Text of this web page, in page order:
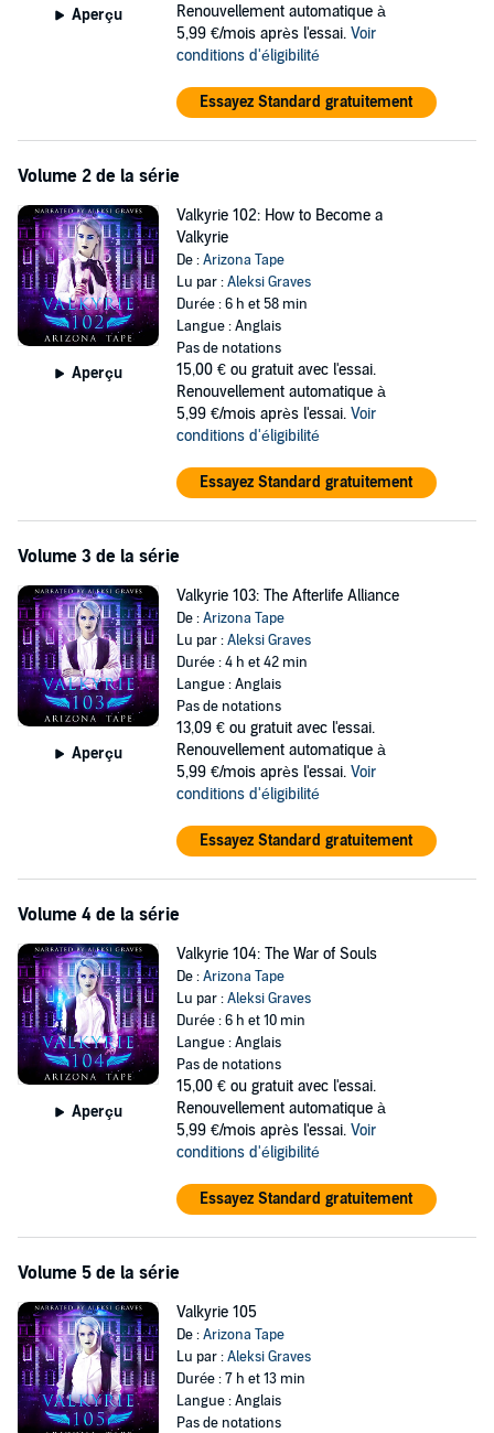
©2019 Arizona Tape (P)2019 Arizona Tape
Aperçu
Renouvellement automatique à
5,99 €/mois après l'essai. Voir
conditions d'éligibilité
Essayez Standard gratuitement
Volume 2 de la série
Aperçu
Valkyrie 102: How to Become a
Valkyrie
De :Arizona Tape
Lu par :Aleksi Graves
Durée : 6 h et 58 min
Langue : Anglais
Pas de notations
15,00 € ou gratuit avec l'essai.
Renouvellement automatique à
5,99 €/mois après l'essai. Voir
conditions d'éligibilité
Essayez Standard gratuitement
Volume 3 de la série
Aperçu
Valkyrie 103: The Afterlife Alliance
De :Arizona Tape
Lu par :Aleksi Graves
Durée : 4 h et 42 min
Langue : Anglais
Pas de notations
13,09 € ou gratuit avec l'essai.
Renouvellement automatique à
5,99 €/mois après l'essai. Voir
conditions d'éligibilité
Essayez Standard gratuitement
Volume 4 de la série
Aperçu
Valkyrie 104: The War of Souls
De :Arizona Tape
Lu par :Aleksi Graves
Durée : 6 h et 10 min
Langue : Anglais
Pas de notations
15,00 € ou gratuit avec l'essai.
Renouvellement automatique à
5,99 €/mois après l'essai. Voir
conditions d'éligibilité
Essayez Standard gratuitement
Volume 5 de la série
Valkyrie 105
De :Arizona Tape
Lu par :Aleksi Graves
Durée : 7 h et 13 min
Langue : Anglais
Pas de notations